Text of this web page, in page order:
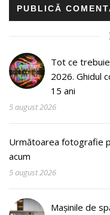
Tot ce
2026. Ghidul
15 ani
5 august 2026
Următoarea fotografie
acum
5 august 2026
Mașinile de